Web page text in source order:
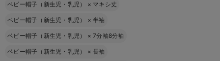
ベビー帽子（新生児・乳児） × マキシ丈
ベビー帽子（新生児・乳児） ×半袖
ベビー帽子（新生児・乳児） ×7分袖8分袖
ベビー帽子（新生児・乳児） ×長袖